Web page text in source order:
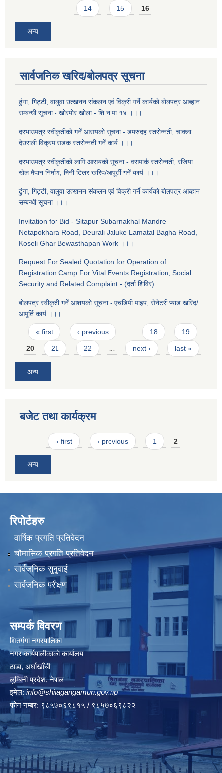
14 15 16
अन्य
सार्वजनिक खरिद/बोलपत्र सूचना
ढुंगा, गिट्टी, वालुवा उत्खनन संकलन एवं विक्री गर्ने कार्यकाे बाेलपत्र आब्हान
सम्बन्धी सूचना - खाेरमाेर खाेला - शि‍ न पा १४ ।।।
दरभाउपत्र स्वीकृतीकाे गर्ने आसयकाे सूचना - डमरुदह स्तराेन्नती, चाक्ला
देउराली विक्रम सडक स्तराेन्नती गर्ने कार्य ।।।
दरभाउपत्र स्वीकृतीकाे लागि आसयकाे सूचना - वसपार्क स्तराेन्नती, रजिया
खेल मैदान निर्माण, मिनी टिलर खरिद/आपूर्ती गर्ने कार्य ।।।
ढुंगा, गिट्टी, वालुवा उत्खनन संकलन एवं विक्री गर्ने कार्यकाे बाेलपत्र आब्हान
सम्बन्धी सूचना ।।।
Invitation for Bid - Sitapur Subarnakhal Mandre
Netapokhara Road, Deurali Jaluke Lamatal Bagha Road,
Koseli Ghar Bewasthapan Work ।।।
Request For Sealed Quotation for Operation of
Registration Camp For Vital Events Registration, Social
Security and Related Complaint - (दर्ता शिविर)
बाेलपत्र स्वीकृती गर्ने आशयकाे सूचना - एचडिपी पाइप, सेनेटरी प्याड खरिद/
आपूर्ति कार्य ।।।
Pages
« first ‹ previous … 18 19
20 21 22 … next › last »
अन्य
बजेट तथा कार्यक्रम
Pages« first ‹ previous 1 2
अन्य
रिपोर्टहरु
वार्षिक प्रगति प्रतिवेदन
चौमासिक प्रगति प्रतिवेदन
सार्वजनिक सुनुवाई
सार्वजनिक परीक्षण
सम्पर्क विवरण
शितगंगा नगरपालिका
नगर कार्यपालीकाकाे कार्यालय
ठाडा, अर्घाखाँची
लुम्बिनी प्रदेश, नेपाल
इमेल: info@shitagangamun.gov.np
फोन नंम्बर: ९८५७०६९८१५ / ९८५७०६९८२२